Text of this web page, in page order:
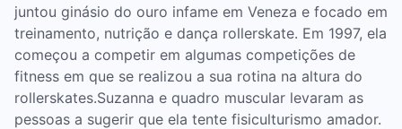
juntou ginásio do ouro infame em Veneza e focado em
treinamento, nutrição e dança rollerskate. Em 1997, ela
começou a competir em algumas competições de
fitness em que se realizou a sua rotina na altura do
rollerskates.Suzanna e quadro muscular levaram as
pessoas a sugerir que ela tente fisiculturismo amador.